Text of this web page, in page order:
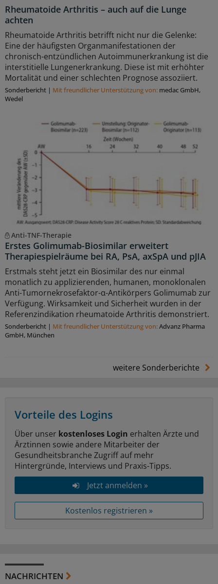
Rheumatoide Arthritis – auch auf die Lunge
achten
Rheumatoide Arthritis betrifft nicht nur die Gelenke:
Eine der häufigsten Organmanifestationen der
chronisch-entzündlichen Autoimmunerkrankung ist die
interstitielle Lungenerkrankung. Diese ist mit erhöhter
Mortalität und einer schlechten Prognose assoziiert.
Sonderbericht | Mit freundlicher Unterstützung von: medac GmbH,
Wedel
Anti-TNF-Therapie
Erstes Golimumab-Biosimilar erweitert
Therapiespielräume bei RA, PsA, axSpA und pJIA
Erstmals steht jetzt ein Biosimilar des nur einmal
monatlich zu applizierenden, humanen, monoklonalen
Anti-Tumornekrosefaktor-α-Antikörpers Golimumab zur
Verfügung. Wirksamkeit und Sicherheit wurden in der
Referenzindikation rheumatoide Arthritis demonstriert.
Sonderbericht | Mit freundlicher Unterstützung von:Advanz Pharma
GmbH, München
weitere Sonderberichte
Vorteile des Logins
Über unser kostenloses Login erhalten Ärzte und
Ärztinnen sowie andere Mitarbeiter der
Gesundheitsbranche Zugriff auf mehr
Hintergründe, Interviews und Praxis-Tipps.
Jetzt anmelden »
Kostenlos registrieren »
NACHRICHTEN